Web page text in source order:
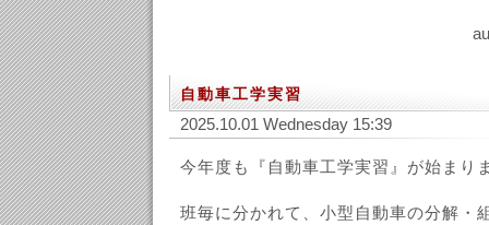
自動車工学実習
2025.10.01 Wednesday 15:39
今年度も『自動車工学実習』が始まり
班毎に分かれて、小型自動車の分解・